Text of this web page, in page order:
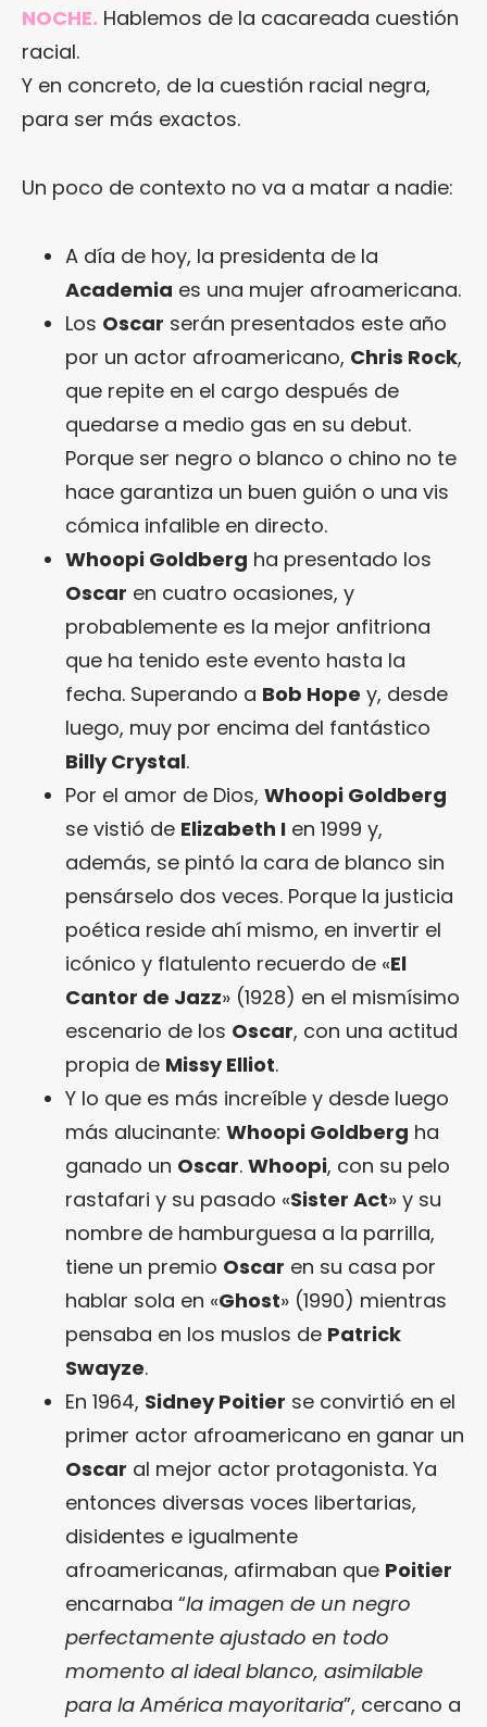
NOCHE. Hablemos de la cacareada cuestión
racial.
Y en concreto, de la cuestión racial negra,
para ser más exactos.
Un poco de contexto no va a matar a nadie:
A día de hoy, la presidenta de la
Academia es una mujer afroamericana.
Los Oscar serán presentados este año
por un actor afroamericano, Chris Rock,
que repite en el cargo después de
quedarse a medio gas en su debut.
Porque ser negro o blanco o chino no te
hace garantiza un buen guión o una vis
cómica infalible en directo.
Whoopi Goldberg ha presentado los
Oscar en cuatro ocasiones, y
probablemente es la mejor anfitriona
que ha tenido este evento hasta la
fecha. Superando a Bob Hope y, desde
luego, muy por encima del fantástico
Billy Crystal.
Por el amor de Dios, Whoopi Goldberg
se vistió de Elizabeth I en 1999 y,
además, se pintó la cara de blanco sin
pensárselo dos veces. Porque la justicia
poética reside ahí mismo, en invertir el
icónico y flatulento recuerdo de «El
Cantor de Jazz» (1928) en el mismísimo
escenario de los Oscar, con una actitud
propia de Missy Elliot.
Y lo que es más increíble y desde luego
más alucinante: Whoopi Goldberg ha
ganado un Oscar. Whoopi, con su pelo
rastafari y su pasado «Sister Act» y su
nombre de hamburguesa a la parrilla,
tiene un premio Oscar en su casa por
hablar sola en «Ghost» (1990) mientras
pensaba en los muslos de Patrick
Swayze.
En 1964, Sidney Poitier se convirtió en el
primer actor afroamericano en ganar un
Oscar al mejor actor protagonista. Ya
entonces diversas voces libertarias,
disidentes e igualmente
afroamericanas, afirmaban que Poitier
encarnaba “la imagen de un negro
perfectamente ajustado en todo
momento al ideal blanco, asimilable
para la América mayoritaria”, cercano a